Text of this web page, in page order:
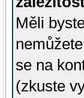
Měli
se na
(zkuste